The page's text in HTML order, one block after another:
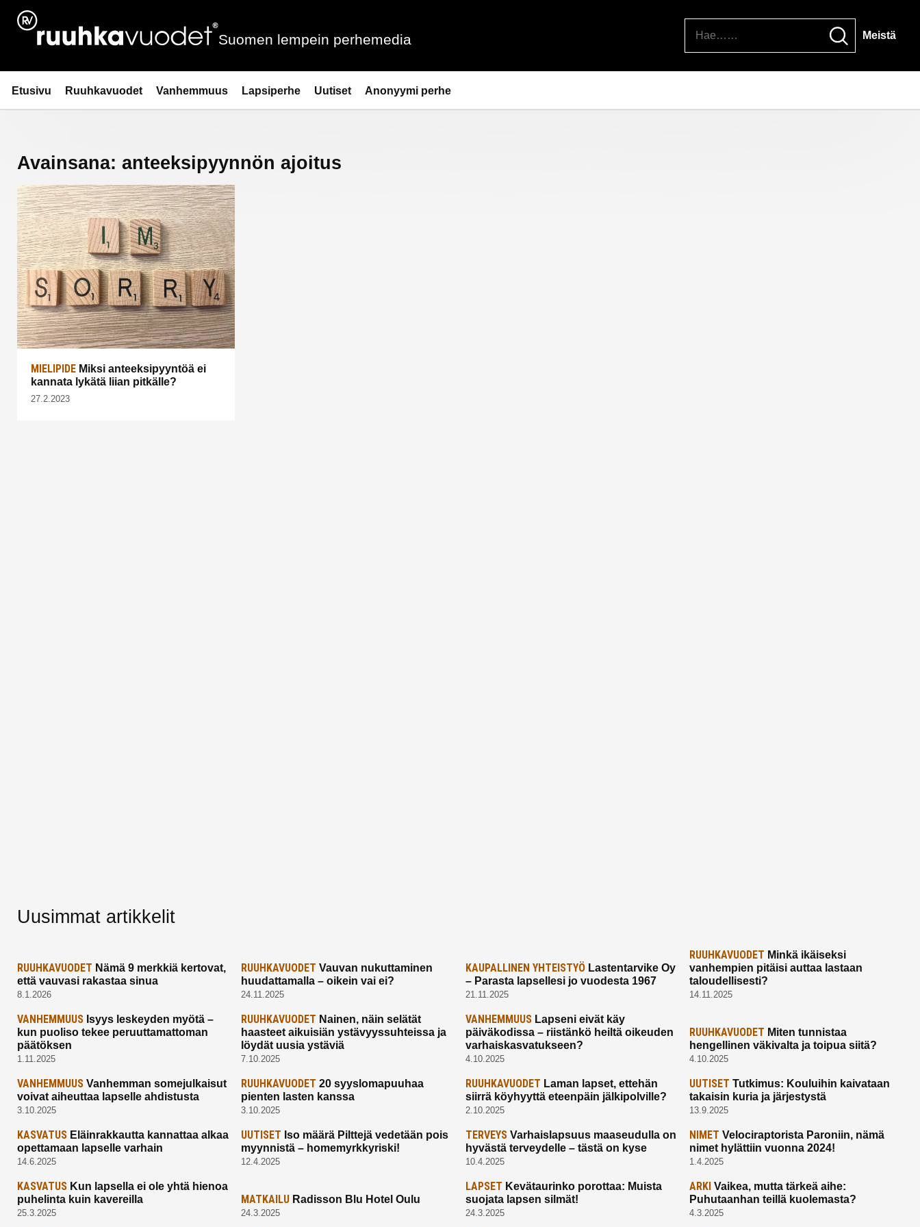
Siirry
sisältöön
Ruuhkavuodet.fi
Suomen lempein perhemedia Meistä
Etusivu Ruuhkavuodet Vanhemmuus Lapsiperhe Uutiset Anonyymi perhe
Avainsana: anteeksipyynnön ajoitus
MIELIPIDE Miksi anteeksipyyntöä ei
kannata lykätä liian pitkälle?
27.2.2023
Uusimmat artikkelit
RUUHKAVUODET Nämä 9 merkkiä kertovat,
että vauvasi rakastaa sinua
8.1.2026
RUUHKAVUODET Vauvan nukuttaminen
huudattamalla – oikein vai ei?
24.11.2025
KAUPALLINEN YHTEISTYÖLastentarvike Oy
– Parasta lapsellesi jo vuodesta 1967
21.11.2025
RUUHKAVUODET Minkä ikäiseksi
vanhempien pitäisi auttaa lastaan
taloudellisesti?
14.11.2025
VANHEMMUUS Isyys leskeyden myötä –
kun puoliso tekee peruuttamattoman
päätöksen
1.11.2025
RUUHKAVUODET Nainen, näin selätät
haasteet aikuisiän ystävyyssuhteissa ja
löydät uusia ystäviä
7.10.2025
VANHEMMUUSLapseni eivät käy
päiväkodissa – riistänkö heiltä oikeuden
varhaiskasvatukseen?
4.10.2025
RUUHKAVUODET Miten tunnistaa
hengellinen väkivalta ja toipua siitä?
4.10.2025
VANHEMMUUS Vanhemman somejulkaisut
voivat aiheuttaa lapselle ahdistusta
3.10.2025
RUUHKAVUODET 20 syyslomapuuhaa
pienten lasten kanssa
3.10.2025
RUUHKAVUODET Laman lapset, ettehän
siirrä köyhyyttä eteenpäin jälkipolville?
2.10.2025
UUTISET Tutkimus: Kouluihin kaivataan
takaisin kuria ja järjestystä
13.9.2025
KASVATUS Eläinrakkautta kannattaa alkaa
opettamaan lapselle varhain
14.6.2025
UUTISET Iso määrä Pilttejä vedetään pois
myynnistä – homemyrkkyriski!
12.4.2025
TERVEYSVarhaislapsuus maaseudulla on
hyvästä terveydelle – tästä on kyse
10.4.2025
NIMET Velociraptorista Paroniin, nämä
nimet hylättiin vuonna 2024!
1.4.2025
KASVATUS Kun lapsella ei ole yhtä hienoa
puhelinta kuin kavereilla
25.3.2025
MATKAILU Radisson Blu Hotel Oulu
24.3.2025
LAPSET Kevätaurinko porottaa: Muista
suojata lapsen silmät!
24.3.2025
ARKI Vaikea, mutta tärkeä aihe:
Puhutaanhan teillä kuolemasta?
4.3.2025